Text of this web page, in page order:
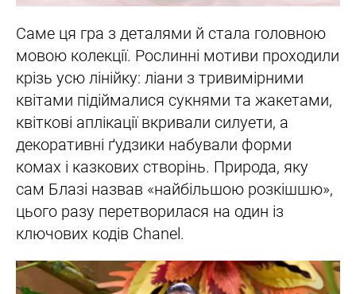
Саме ця гра з деталями й стала головною
мовою колекції. Рослинні мотиви проходили
крізь усю лінійку: ліани з тривимірними
квітами підіймалися сукнями та жакетами,
квіткові аплікації вкривали силуети, а
декоративні ґудзики набували форми
комах і казкових створінь. Природа, яку
сам Блазі назвав «найбільшою розкішшю»,
цього разу перетворилася на один із
ключових кодів Chanel.